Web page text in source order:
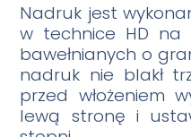
Nadruk jest
w technice HD na
bawełnianych o
nadruk nie blakł
przed włożeniem
lewą stronę i